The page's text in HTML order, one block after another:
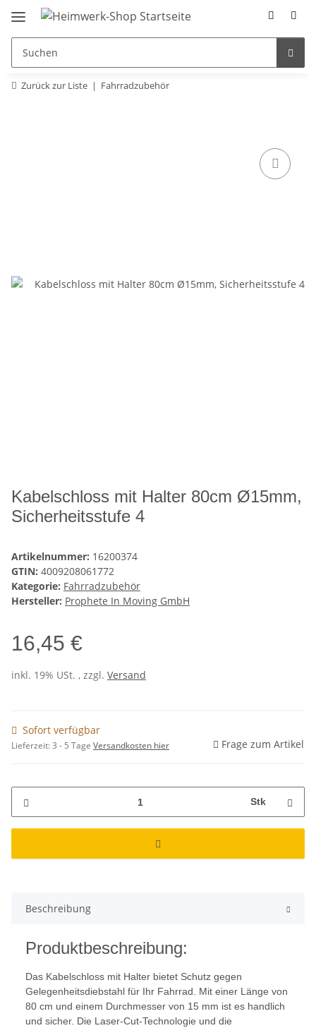
Zurück zur Liste Fahrradzubehör
Kabelschloss mit Halter 80cm Ø15mm,
Sicherheitsstufe 4
Artikelnummer: 16200374
GTIN: 4009208061772
Kategorie: Fahrradzubehör
Hersteller: Prophete In Moving GmbH
16,45 €
inkl. 19% USt. , zzgl. Versand
Sofort verfügbar
Lieferzeit:3 - 5 Tage Versandkosten hier Frage zum Artikel
Stk
Beschreibung
Produktbeschreibung:
Das Kabelschloss mit Halter bietet Schutz gegen
Gelegenheitsdiebstahl für Ihr Fahrrad. Mit einer Länge von
80 cm und einem Durchmesser von 15 mm ist es handlich
und sicher. Die Laser-Cut-Technologie und die